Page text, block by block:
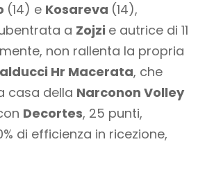
(14) e Kosareva (14),
a Zojzi e autrice di 11
non rallenta la propria
Hr Macerata, che
casa della Narconon Volley
Decortes, 25 punti,
di efficienza in ricezione,